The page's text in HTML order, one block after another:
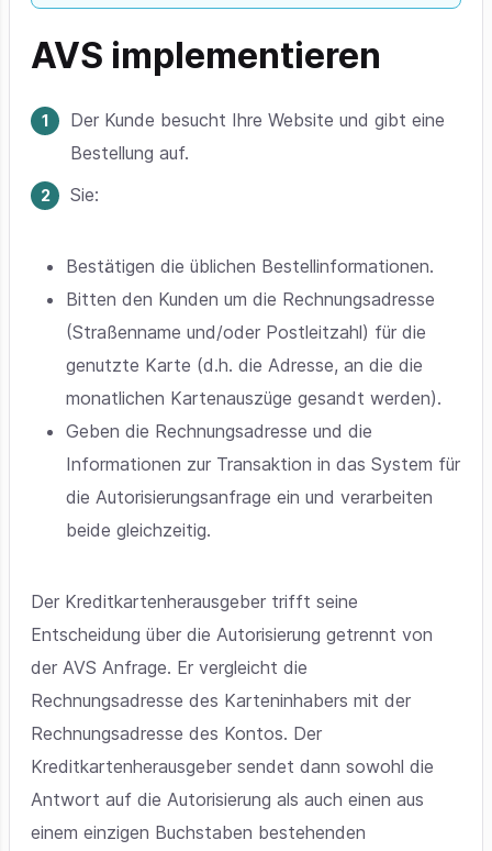
AVS implementieren
Der Kunde besucht Ihre Website und gibt eine
Bestellung auf.
Sie:
Bestätigen die üblichen Bestellinformationen.
Bitten den Kunden um die Rechnungsadresse
(Straßenname und/oder Postleitzahl) für die
genutzte Karte (d.h. die Adresse, an die die
monatlichen Kartenauszüge gesandt werden).
Geben die Rechnungsadresse und die
Informationen zur Transaktion in das System für
die Autorisierungsanfrage ein und verarbeiten
beide gleichzeitig.
Der Kreditkartenherausgeber trifft seine
Entscheidung über die Autorisierung getrennt von
der AVS Anfrage. Er vergleicht die
Rechnungsadresse des Karteninhabers mit der
Rechnungsadresse des Kontos. Der
Kreditkartenherausgeber sendet dann sowohl die
Antwort auf die Autorisierung als auch einen aus
einem einzigen Buchstaben bestehenden